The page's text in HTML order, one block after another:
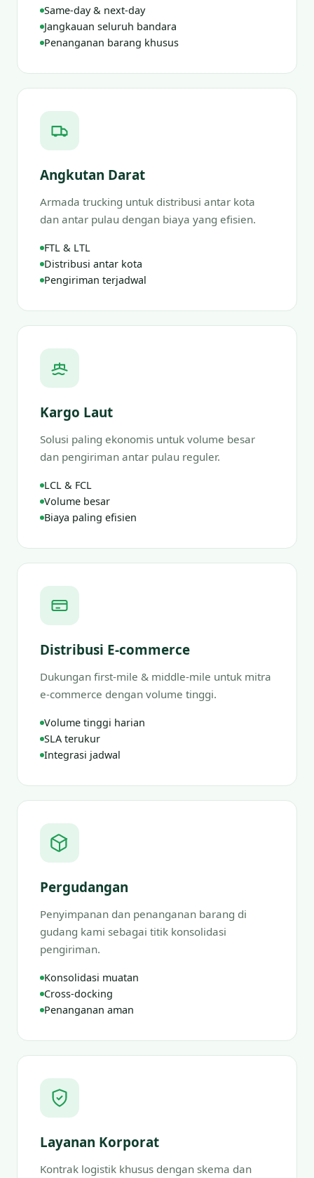
Same-day & next-day
Jangkauan seluruh bandara
Penanganan barang khusus
Angkutan Darat
Armada trucking untuk distribusi antar kota
dan antar pulau dengan biaya yang efisien.
FTL & LTL
Distribusi antar kota
Pengiriman terjadwal
Kargo Laut
Solusi paling ekonomis untuk volume besar
dan pengiriman antar pulau reguler.
LCL & FCL
Volume besar
Biaya paling efisien
Distribusi E-commerce
Dukungan first-mile & middle-mile untuk mitra
e-commerce dengan volume tinggi.
Volume tinggi harian
SLA terukur
Integrasi jadwal
Pergudangan
Penyimpanan dan penanganan barang di
gudang kami sebagai titik konsolidasi
pengiriman.
Konsolidasi muatan
Cross-docking
Penanganan aman
Layanan Korporat
Kontrak logistik khusus dengan skema dan